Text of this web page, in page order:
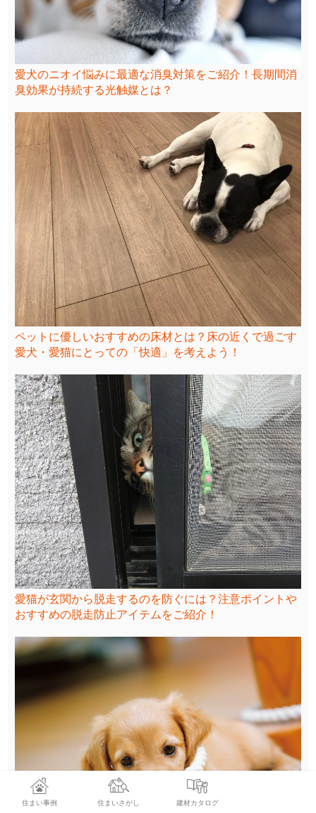
愛犬のニオイ悩みに最適な消臭対策をご紹介！長期間消
臭効果が持続する光触媒とは？
ペットに優しいおすすめの床材とは？床の近くで過ごす
愛犬・愛猫にとっての「快適」を考えよう！
愛猫が玄関から脱走するのを防ぐには？注意ポイントや
おすすめの脱走防止アイテムをご紹介！
住まい事例 住まいさがし 建材カタログ